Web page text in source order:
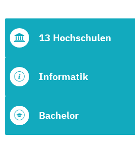
Bachelor
Informatik
13 Hochschulen